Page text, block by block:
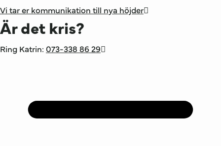
Vi tar er kommunikation till nya höjder
Är det kris?
Ring Katrin: 073-338 86 29